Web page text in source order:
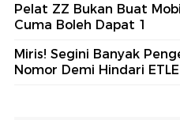
Pelat ZZ Bukan Buat
Cuma Boleh Dapat 1
Miris! Segini Banyak
Nomor Demi Hindari ETLE